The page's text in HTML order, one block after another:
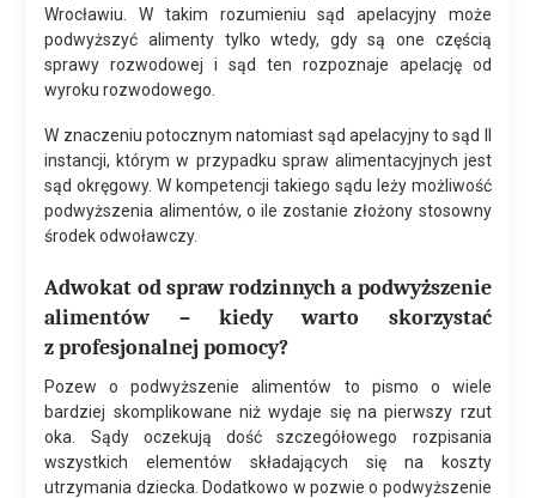
Wrocławiu. W takim rozumieniu sąd apelacyjny może
podwyższyć alimenty tylko wtedy, gdy są one częścią
sprawy rozwodowej i sąd ten rozpoznaje apelację od
wyroku rozwodowego.
W znaczeniu potocznym natomiast sąd apelacyjny to sąd II
instancji, którym w przypadku spraw alimentacyjnych jest
sąd okręgowy. W kompetencji takiego sądu leży możliwość
podwyższenia alimentów, o ile zostanie złożony stosowny
środek odwoławczy.
Adwokat od spraw rodzinnych a podwyższenie
alimentów – kiedy warto skorzystać
z profesjonalnej pomocy?
Pozew o podwyższenie alimentów to pismo o wiele
bardziej skomplikowane niż wydaje się na pierwszy rzut
oka. Sądy oczekują dość szczegółowego rozpisania
wszystkich elementów składających się na koszty
utrzymania dziecka. Dodatkowo w pozwie o podwyższenie